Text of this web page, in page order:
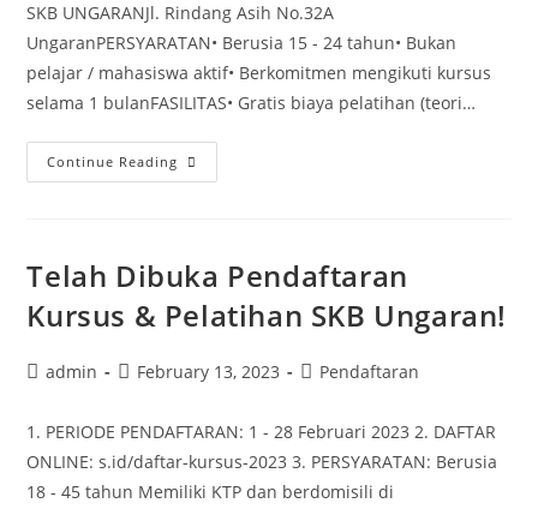
SKB UNGARANJl. Rindang Asih No.32A
UngaranPERSYARATAN• Berusia 15 - 24 tahun• Bukan
pelajar / mahasiswa aktif• Berkomitmen mengikuti kursus
selama 1 bulanFASILITAS• Gratis biaya pelatihan (teori…
Continue Reading
Kecakapan
Pastry
Bakery
Telah Dibuka Pendaftaran
Kursus & Pelatihan SKB Ungaran!
Postadmin
PostFebruary 13, 2023
PostPendaftaran
1. PERIODE PENDAFTARAN: 1 - 28 Februari 2023 2. DAFTAR
ONLINE: s.id/daftar-kursus-2023 3. PERSYARATAN: Berusia
18 - 45 tahun Memiliki KTP dan berdomisili di